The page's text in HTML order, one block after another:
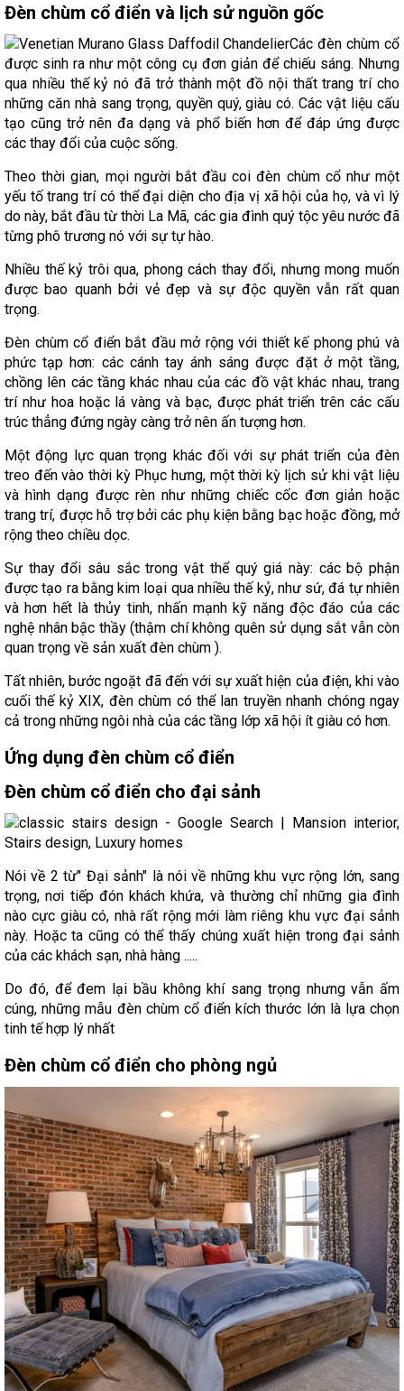
Đèn chùm cổ điển và lịch sử nguồn gốc
Các đèn chùm cổ
được sinh ra như một công cụ đơn giản để chiếu sáng. Nhưng
qua nhiều thế kỷ nó đã trở thành một đồ nội thất trang trí cho
những căn nhà sang trọng, quyền quý, giàu có. Các vật liệu cấu
tạo cũng trở nên đa dạng và phổ biến hơn để đáp ứng được
các thay đổi của cuộc sống.
Theo thời gian, mọi người bắt đầu coi đèn chùm cổ như một
yếu tố trang trí có thể đại diện cho địa vị xã hội của họ, và vì lý
do này, bắt đầu từ thời La Mã, các gia đình quý tộc yêu nước đã
từng phô trương nó với sự tự hào.
Nhiều thế kỷ trôi qua, phong cách thay đổi, nhưng mong muốn
được bao quanh bởi vẻ đẹp và sự độc quyền vẫn rất quan
trọng.
Đèn chùm cổ điển bắt đầu mở rộng với thiết kế phong phú và
phức tạp hơn: các cánh tay ánh sáng được đặt ở một tầng,
chồng lên các tầng khác nhau của các đồ vật khác nhau, trang
trí như hoa hoặc lá vàng và bạc, được phát triển trên các cấu
trúc thẳng đứng ngày càng trở nên ấn tượng hơn.
Một động lực quan trọng khác đối với sự phát triển của đèn
treo đến vào thời kỳ Phục hưng, một thời kỳ lịch sử khi vật liệu
và hình dạng được rèn như những chiếc cốc đơn giản hoặc
trang trí, được hỗ trợ bởi các phụ kiện bằng bạc hoặc đồng, mở
rộng theo chiều dọc.
Sự thay đổi sâu sắc trong vật thể quý giá này: các bộ phận
được tạo ra bằng kim loại qua nhiều thế kỷ, như sứ, đá tự nhiên
và hơn hết là thủy tinh, nhấn mạnh kỹ năng độc đáo của các
nghệ nhân bậc thầy (thậm chí không quên sử dụng sắt vẫn còn
quan trọng về sản xuất đèn chùm ).
Tất nhiên, bước ngoặt đã đến với sự xuất hiện của điện, khi vào
cuối thế kỷ XIX, đèn chùm có thể lan truyền nhanh chóng ngay
cả trong những ngôi nhà của các tầng lớp xã hội ít giàu có hơn.
Ứng dụng đèn chùm cổ điển
Đèn chùm cổ điển cho đại sảnh
Nói về 2 từ" Đại sảnh" là nói về những khu vực rộng lớn, sang
trọng, nơi tiếp đón khách khứa, và thường chỉ những gia đình
nào cực giàu có, nhà rất rộng mới làm riêng khu vực đại sảnh
này. Hoặc ta cũng có thể thấy chúng xuất hiện trong đại sảnh
của các khách sạn, nhà hàng .....
Do đó, để đem lại bầu không khí sang trọng nhưng vẫn ấm
cúng, những mẫu đèn chùm cổ điển kích thước lớn là lựa chọn
tinh tế hợp lý nhất
Đèn chùm cổ điển cho phòng ngủ